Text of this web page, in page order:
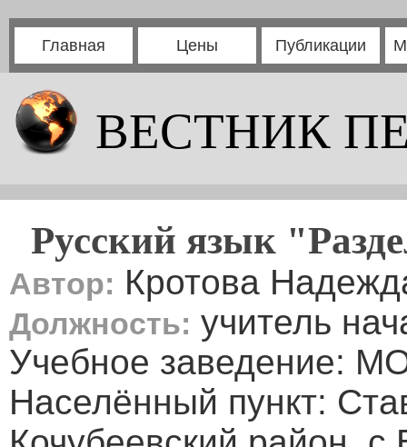
Главная Цены Публикации
ВЕСТНИК
Русский язык
Автор: Кротова
Должность: учитель
Учебное заведение:
Населённый пункт: